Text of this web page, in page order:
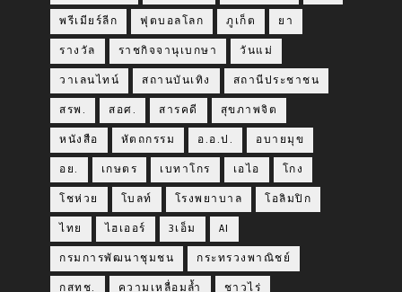
พรีเมียร์ลีก ฟุตบอลโลก ภูเก็ต ยา
รางวัล ราชกิจจานุเบกษา วันแม่
วาเลนไทน์ สถานบันเทิง สถานีประชาชน
สรพ. สอศ. สารคดี สุขภาพจิต
หนังสือ หัตถกรรม อ.อ.ป. อบายมุข
อย. เกษตร เบทาโกร เอไอ โกง
โชห่วย โบลท์ โรงพยาบาล โอลิมปิก
ไทย ไฮเออร์ 3เอ็ม AI
กรมการพัฒนาชุมชน กระทรวงพาณิชย์
กสทช. ความเหลื่อมล้ำ ชาวไร่